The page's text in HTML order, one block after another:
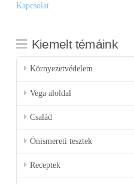
Kapcsolat
Kiemelt témáink
Környezetvédelem
Vega aloldal
Család
Önismereti tesztek
Receptek